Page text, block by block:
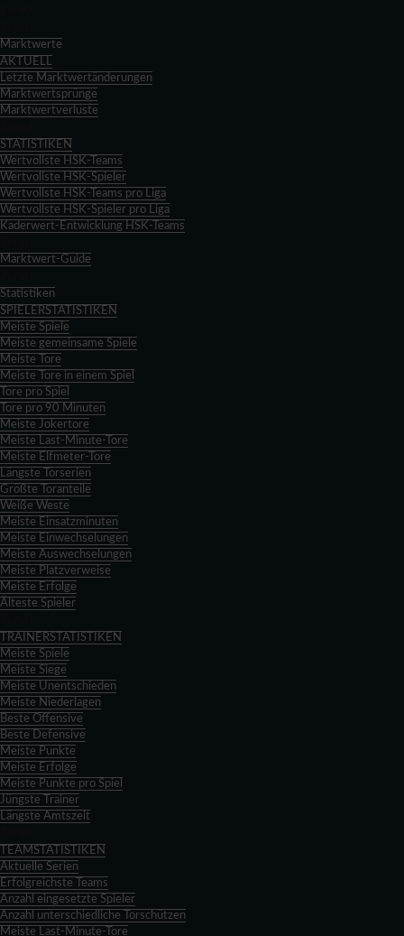
Marktwerte
AKTUELL
Letzte Marktwertänderungen
Marktwertsprünge
Marktwertverluste
STATISTIKEN
Wertvollste HSK-Teams
Wertvollste HSK-Spieler
Wertvollste HSK-Teams pro Liga
Wertvollste HSK-Spieler pro Liga
Kaderwert-Entwicklung HSK-Teams
Marktwert-Guide
Statistiken
SPIELERSTATISTIKEN
Meiste Spiele
Meiste gemeinsame Spiele
Meiste Tore
Meiste Tore in einem Spiel
Tore pro Spiel
Tore pro 90 Minuten
Meiste Jokertore
Meiste Last-Minute-Tore
Meiste Elfmeter-Tore
Längste Torserien
Größte Toranteile
Weiße Weste
Meiste Einsatzminuten
Meiste Einwechselungen
Meiste Auswechselungen
Meiste Platzverweise
Meiste Erfolge
Älteste Spieler
TRAINERSTATISTIKEN
Meiste Spiele
Meiste Siege
Meiste Unentschieden
Meiste Niederlagen
Beste Offensive
Beste Defensive
Meiste Punkte
Meiste Erfolge
Meiste Punkte pro Spiel
Jüngste Trainer
Längste Amtszeit
TEAMSTATISTIKEN
Aktuelle Serien
Erfolgreichste Teams
Anzahl eingesetzte Spieler
Anzahl unterschiedliche Torschützen
Meiste Last-Minute-Tore